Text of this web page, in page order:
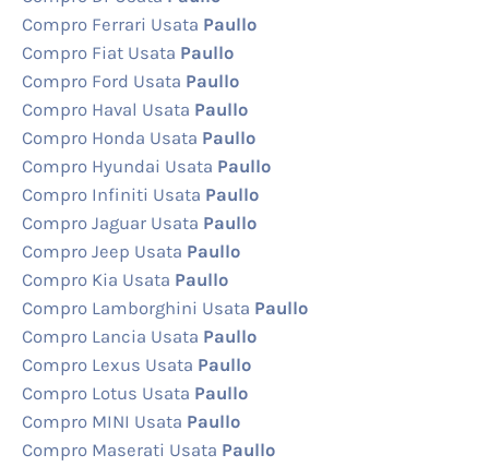
Compro Ferrari Usata Paullo
Compro Fiat Usata Paullo
Compro Ford Usata Paullo
Compro Haval Usata Paullo
Compro Honda Usata Paullo
Compro Hyundai Usata Paullo
Compro Infiniti Usata Paullo
Compro Jaguar Usata Paullo
Compro Jeep Usata Paullo
Compro Kia Usata Paullo
Compro Lamborghini Usata Paullo
Compro Lancia Usata Paullo
Compro Lexus Usata Paullo
Compro Lotus Usata Paullo
Compro MINI Usata Paullo
Compro Maserati Usata Paullo